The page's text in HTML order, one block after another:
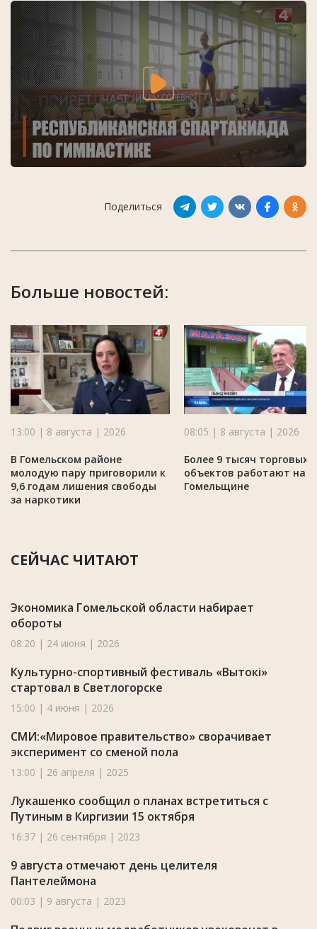
Поделиться
Больше новостей:
13:00 | 8 августа | 2026
В Гомельском районе
молодую пару приговорили к
9,6 годам лишения свободы
за наркотики
08:05 | 8 августа | 2026
Более 9 тысяч торговых
объектов работают на
Гомельщине
СЕЙЧАС ЧИТАЮТ
Экономика Гомельской области набирает
обороты
08:20 | 24 июня | 2026
Культурно-спортивный фестиваль «Вытокi»
стартовал в Светлогорске
15:00 | 4 июня | 2026
СМИ:«Мировое правительство» сворачивает
эксперимент со сменой пола
13:00 | 26 апреля | 2025
Лукашенко сообщил о планах встретиться с
Путиным в Киргизии 15 октября
16:37 | 26 сентября | 2023
9 августа отмечают день целителя
Пантелеймона
00:03 | 9 августа | 2023